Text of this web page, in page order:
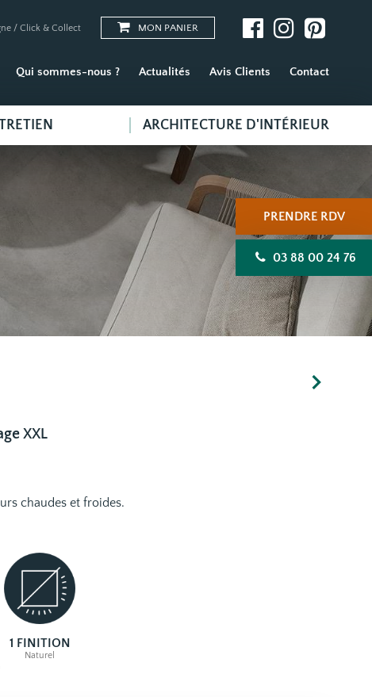
/ Click & Collect MON PANIER
Qui sommes-nous ? Actualités Avis Clients Contact
ARCHITECTURE D'INTÉRIEUR
PRENDRE RDV
03 88 00 24 76
XXL
chaudes et froides.
1 FINITION
Naturel